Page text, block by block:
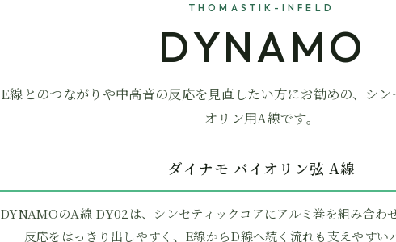
THOMASTIK-INFELD
DYNAMO
E線とのつながりや中高音の反応を見直したい方にお勧めの、シン
オリン用A線です。
ダイナモ バイオリン弦 A線
DYNAMOのA線 DY02は、シンセティックコアにアルミ巻を組み合わ
反応をはっきり出しやすく、E線からD線へ続く流れも支えやすい